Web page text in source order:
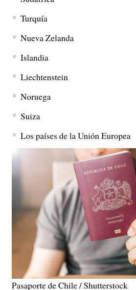
Turquía
Nueva Zelanda
Islandia
Liechtenstein
Noruega
Suiza
Los países de la Unión Europea
Pasaporte de Chile / Shutterstock